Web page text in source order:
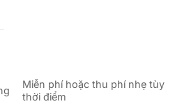
Miễn phí hoặc thu phí nhẹ tùy
thời điểm